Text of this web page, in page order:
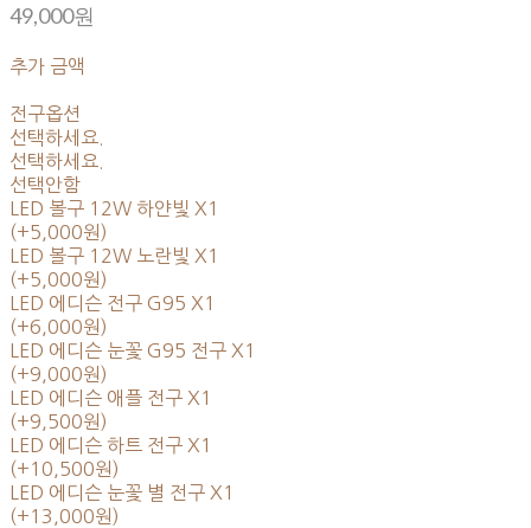
49,000원
추가 금액
전구옵션
선택하세요.
선택하세요.
선택안함
LED 볼구 12W 하얀빛 X1
(+5,000원)
LED 볼구 12W 노란빛 X1
(+5,000원)
LED 에디슨 전구 G95 X1
(+6,000원)
LED 에디슨 눈꽃 G95 전구 X1
(+9,000원)
LED 에디슨 애플 전구 X1
(+9,500원)
LED 에디슨 하트 전구 X1
(+10,500원)
LED 에디슨 눈꽃 별 전구 X1
(+13,000원)